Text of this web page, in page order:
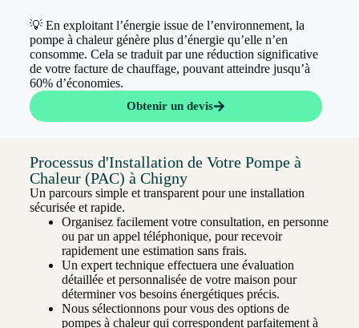
💡 En exploitant l’énergie issue de l’environnement, la
pompe à chaleur génère plus d’énergie qu’elle n’en
consomme. Cela se traduit par une réduction significative
de votre facture de chauffage, pouvant atteindre jusqu’à
60% d’économies.
Obtenir un devis
Processus d'Installation de Votre Pompe à
Chaleur (PAC) à Chigny
Un parcours simple et transparent pour une installation
sécurisée et rapide.
Organisez facilement votre consultation, en personne
ou par un appel téléphonique, pour recevoir
rapidement une estimation sans frais.
Un expert technique effectuera une évaluation
détaillée et personnalisée de votre maison pour
déterminer vos besoins énergétiques précis.
Nous sélectionnons pour vous des options de
pompes à chaleur qui correspondent parfaitement à